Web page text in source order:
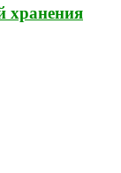
хранения